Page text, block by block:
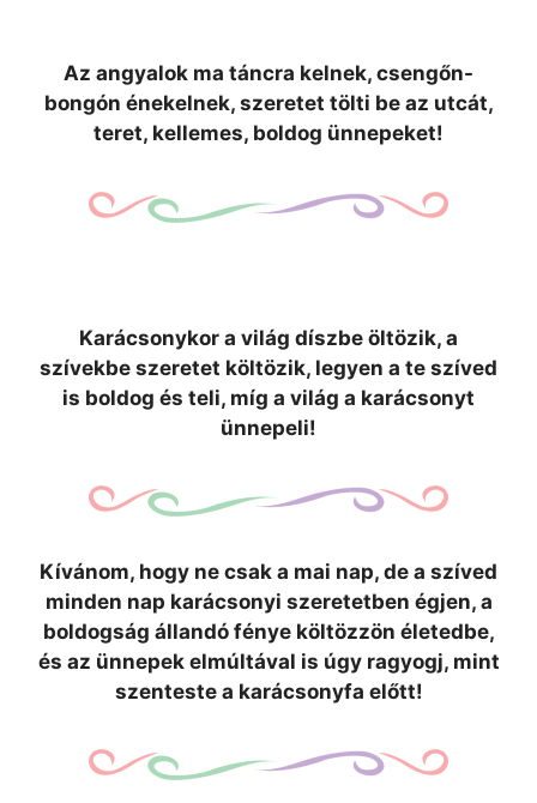
Az angyalok ma táncra kelnek, csengőn-
bongón énekelnek, szeretet tölti be az utcát,
teret, kellemes, boldog ünnepeket!
Karácsonykor a világ díszbe öltözik, a
szívekbe szeretet költözik, legyen a te szíved
is boldog és teli, míg a világ a karácsonyt
ünnepeli!
Kívánom, hogy ne csak a mai nap, de a szíved
minden nap karácsonyi szeretetben égjen, a
boldogság állandó fénye költözzön életedbe,
és az ünnepek elmúltával is úgy ragyogj, mint
szenteste a karácsonyfa előtt!